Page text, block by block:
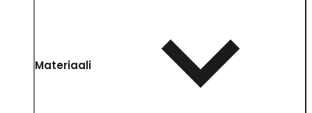
Materiaali